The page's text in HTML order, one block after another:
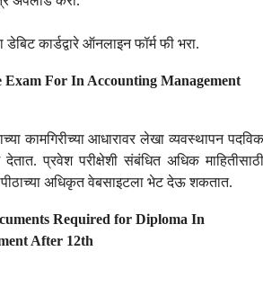
कार्डद्वारे ऑनलाइन फॉर्म फी भरा.
Exam For In Accounting Management
कामगिरीच्या आधारावर लेखा व्यवस्थापन
प्रवेश परीक्षेशी संबंधित अधिक
अधिकृत वेबसाइटला भेट देऊ शकतात.
Required for Diploma In
After 12th